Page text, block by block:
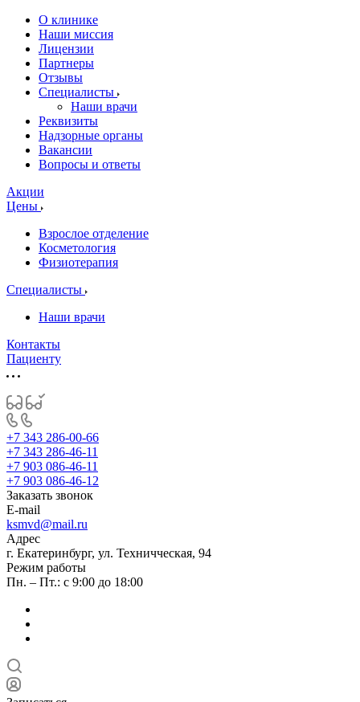
О клинике
Наши миссия
Лицензии
Партнеры
Отзывы
Специалисты
Наши врачи
Реквизиты
Надзорные органы
Вакансии
Вопросы и ответы
Акции
Цены
Взрослое отделение
Косметология
Физиотерапия
Специалисты
Наши врачи
Контакты
Пациенту
+7 343 286-00-66
+7 343 286-46-11
+7 903 086-46-11
+7 903 086-46-12
Заказать звонок
E-mail
ksmvd@mail.ru
Адрес
г. Екатеринбург, ул. Техничческая, 94
Режим работы
Пн. – Пт.: с 9:00 до 18:00